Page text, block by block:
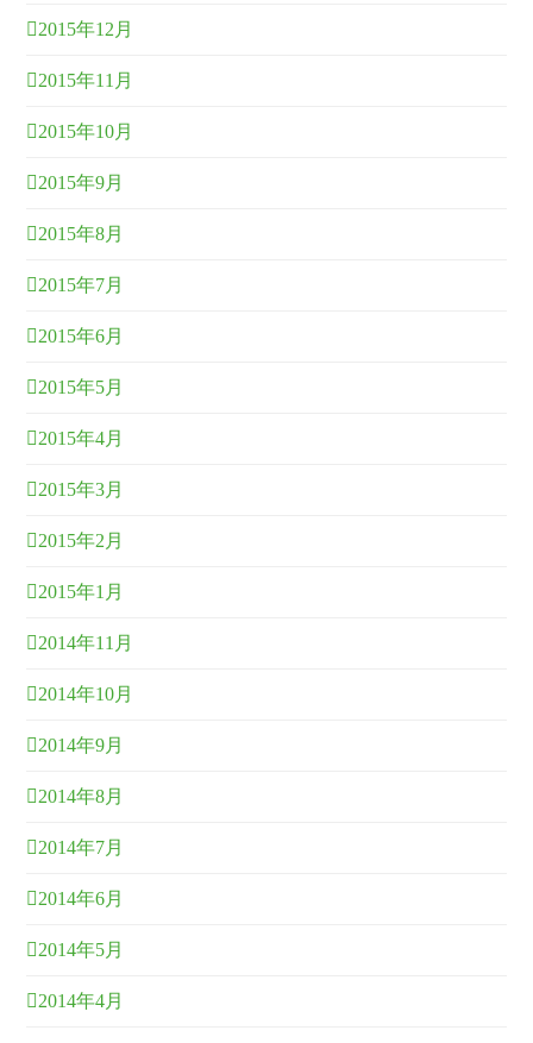
2015年12月
2015年11月
2015年10月
2015年9月
2015年8月
2015年7月
2015年6月
2015年5月
2015年4月
2015年3月
2015年2月
2015年1月
2014年11月
2014年10月
2014年9月
2014年8月
2014年7月
2014年6月
2014年5月
2014年4月